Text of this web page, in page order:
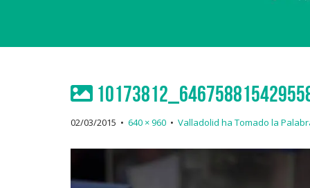
02/03/2015 • 640 × 960 • Valladolid ha Tomado la